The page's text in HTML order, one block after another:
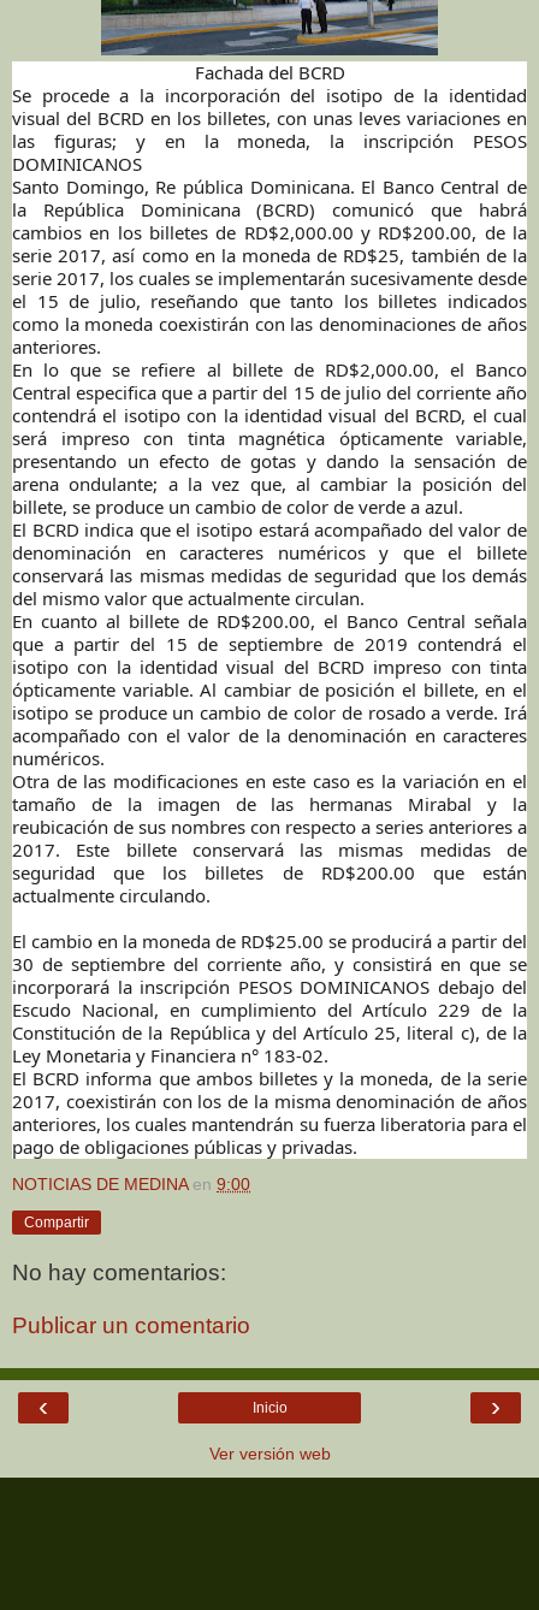
Fachada del BCRD
Se procede a la incorporación del isotipo de la identidad
visual del BCRD en los billetes, con unas leves variaciones en
las figuras; y en la moneda, la inscripción PESOS
DOMINICANOS
Santo Domingo, Re pública Dominicana. El Banco Central de
la República Dominicana (BCRD) comunicó que habrá
cambios en los billetes de RD$2,000.00 y RD$200.00, de la
serie 2017, así como en la moneda de RD$25, también de la
serie 2017, los cuales se implementarán sucesivamente desde
el 15 de julio, reseñando que tanto los billetes indicados
como la moneda coexistirán con las denominaciones de años
anteriores.
En lo que se refiere al billete de RD$2,000.00, el Banco
Central especifica que a partir del 15 de julio del corriente año
contendrá el isotipo con la identidad visual del BCRD, el cual
será impreso con tinta magnética ópticamente variable,
presentando un efecto de gotas y dando la sensación de
arena ondulante; a la vez que, al cambiar la posición del
billete, se produce un cambio de color de verde a azul.
El BCRD indica que el isotipo estará acompañado del valor de
denominación en caracteres numéricos y que el billete
conservará las mismas medidas de seguridad que los demás
del mismo valor que actualmente circulan.
En cuanto al billete de RD$200.00, el Banco Central señala
que a partir del 15 de septiembre de 2019 contendrá el
isotipo con la identidad visual del BCRD impreso con tinta
ópticamente variable. Al cambiar de posición el billete, en el
isotipo se produce un cambio de color de rosado a verde. Irá
acompañado con el valor de la denominación en caracteres
numéricos.
Otra de las modificaciones en este caso es la variación en el
tamaño de la imagen de las hermanas Mirabal y la
reubicación de sus nombres con respecto a series anteriores a
2017. Este billete conservará las mismas medidas de
seguridad que los billetes de RD$200.00 que están
actualmente circulando.
El cambio en la moneda de RD$25.00 se producirá a partir del
30 de septiembre del corriente año, y consistirá en que se
incorporará la inscripción PESOS DOMINICANOS debajo del
Escudo Nacional, en cumplimiento del Artículo 229 de la
Constitución de la República y del Artículo 25, literal c), de la
Ley Monetaria y Financiera n° 183-02.
El BCRD informa que ambos billetes y la moneda, de la serie
2017, coexistirán con los de la misma denominación de años
anteriores, los cuales mantendrán su fuerza liberatoria para el
pago de obligaciones públicas y privadas.
NOTICIAS DE MEDINA en 9:00
Compartir
No hay comentarios:
Publicar un comentario
‹ ›
Inicio
Ver versión web